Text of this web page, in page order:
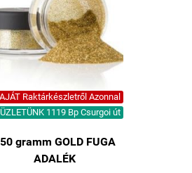
Raktárkészletről Azonnal
ÜZLETÜNK 1119 Bp Csurgoi út
gramm GOLD FUGA
ADALÉK